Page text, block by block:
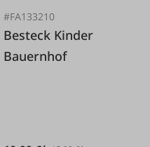
#FA133210
Besteck Kinder
Bauernhof